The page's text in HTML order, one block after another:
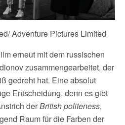
Adventure Pictures Limited
erneut mit dem russischen
zusammengearbeitet, der
gedreht hat. Eine absolut
Entscheidung, denn es gibt
derBritish politeness,
Raum für die Farben der